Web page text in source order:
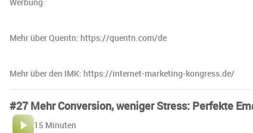
Mehr über Quentn: https://quentn.com/de
Mehr über den IMK: https://internet-marketing-kongress.de/
#27 Mehr Conversion, weniger Stress: Perfekte
15 Minuten